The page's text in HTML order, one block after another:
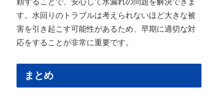
頼することで、安心して水漏れの問題を解決できま
す。水回りのトラブルは考えられないほど大きな被
害を引き起こす可能性があるため、早期に適切な対
応をすることが非常に重要です。
まとめ